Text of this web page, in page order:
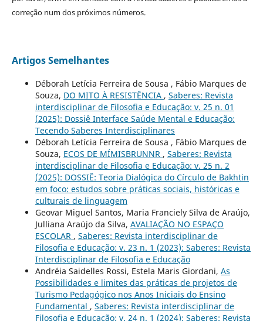
correção num dos próximos números.
Artigos Semelhantes
Déborah Letícia Ferreira de Sousa , Fábio Marques de
Souza, DO MITO À RESISTÊNCIA , Saberes: Revista
interdisciplinar de Filosofia e Educação: v. 25 n. 01
(2025): Dossiê Interface Saúde Mental e Educação:
Tecendo Saberes Interdisciplinares
Déborah Letícia Ferreira de Sousa , Fábio Marques de
Souza, ECOS DE MÍMISBRUNNR , Saberes: Revista
interdisciplinar de Filosofia e Educação: v. 25 n. 2
(2025): DOSSIÊ: Teoria Dialógica do Círculo de Bakhtin
em foco: estudos sobre práticas sociais, históricas e
culturais de linguagem
Geovar Miguel Santos, Maria Franciely Silva de Araújo,
Julliana Araújo da Silva, AVALIAÇÃO NO ESPAÇO
ESCOLAR , Saberes: Revista interdisciplinar de
Filosofia e Educação: v. 23 n. 1 (2023): Saberes: Revista
Interdisciplinar de Filosofia e Educação
Andréia Saidelles Rossi, Estela Maris Giordani, As
Possibilidades e limites das práticas de projetos de
Turismo Pedagógico nos Anos Iniciais do Ensino
Fundamental , Saberes: Revista interdisciplinar de
Filosofia e Educação: v. 24 n. 1 (2024): Saberes: Revista